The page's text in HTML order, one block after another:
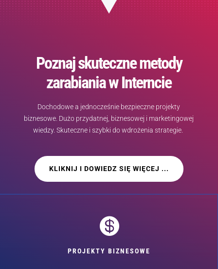
Poznaj skuteczne metody
zarabiania w Interncie
Dochodowe a jednocześnie bezpieczne projekty
biznesowe. Dużo przydatnej, biznesowej i marketingowej
wiedzy. Skuteczne i szybki do wdrożenia strategie.
KLIKNIJ I DOWIEDZ SIĘ WIĘCEJ ...

PROJEKTY BIZNESOWE